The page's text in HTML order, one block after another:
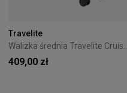
Travelite
409,00 zł